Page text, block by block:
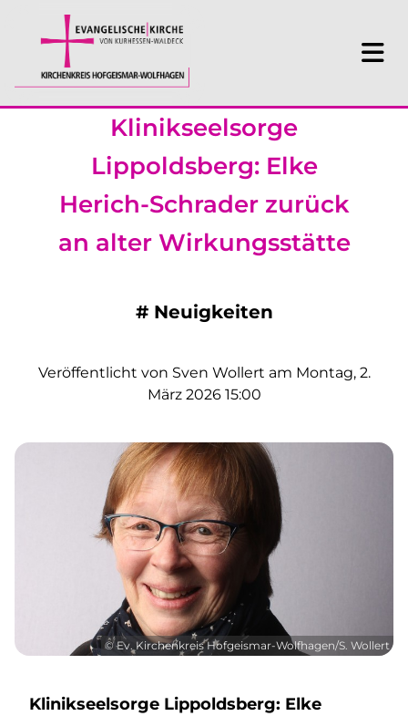
Klinikseelsorge
Lippoldsberg: Elke
Herich-Schrader zurück
an alter Wirkungsstätte
# Neuigkeiten
Veröffentlicht von Sven Wollert am Montag, 2.
März 2026 15:00
© Ev. Kirchenkreis Hofgeismar-Wolfhagen/S. Wollert
Klinikseelsorge Lippoldsberg: Elke